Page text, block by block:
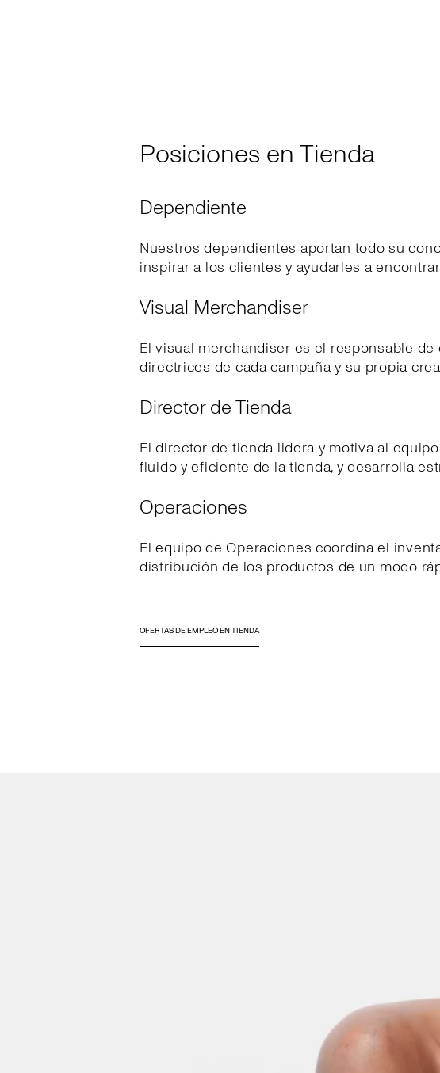
Posiciones en Tienda
Dependiente
Nuestros dependientes aportan todo su
inspirar a los clientes y ayudarles a
Visual Merchandiser
El visual merchandiser es el responsable
directrices de cada campaña y su propia
Director de Tienda
El director de tienda lidera y motiva al
fluido y eficiente de la tienda, y desarrolla
Operaciones
El equipo de Operaciones coordina el
distribución de los productos de un modo
OFERTAS DE EMPLEO EN TIENDA